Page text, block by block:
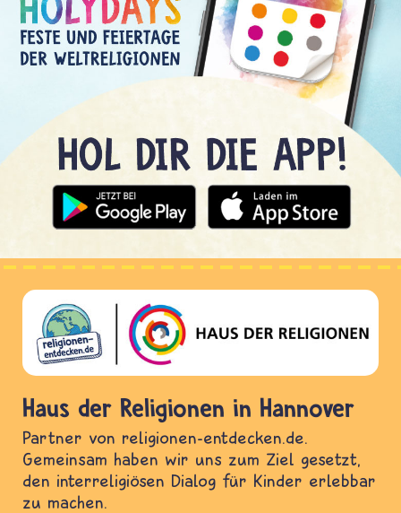
Haus der Religionen in Hannover
Partner von religionen-entdecken.de.
Gemeinsam haben wir uns zum Ziel gesetzt,
den interreligiösen Dialog für Kinder erlebbar
zu machen.